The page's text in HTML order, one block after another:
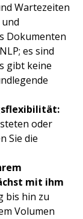
Wartezeiten
Dokumenten
es sind
gibt keine
oder
Sie die
mit ihm
bis hin zu
Volumen